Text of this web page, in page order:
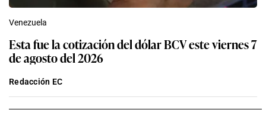
Venezuela
Esta fue la cotización del dólar BCV este viernes 7
de agosto del 2026
Redacción EC